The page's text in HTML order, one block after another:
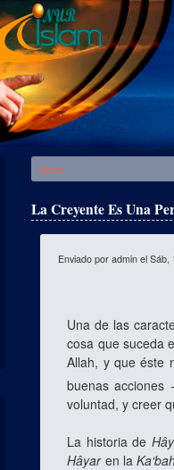
Se encuentra usted aquí
Inicio
La Creyente Es Una
Enviado poradmin el Sáb,
Una de las
cosa que suceda
Allah, y que éste
buenas acciones
voluntad, y creer
La historia de
Hâyaren la